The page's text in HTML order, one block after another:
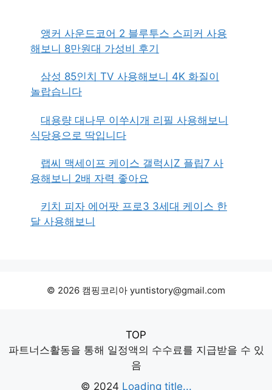
앵커 사운드코어 2 블루투스 스피커 사용
해보니 8만원대 가성비 후기
삼성 85인치 TV 사용해보니 4K 화질이
놀랍습니다
대용량 대나무 이쑤시개 리필 사용해보니
식당용으로 딱입니다
랩씨 맥세이프 케이스 갤럭시Z 플립7 사
용해보니 2배 자력 좋아요
키치 피자 에어팟 프로3 3세대 케이스 한
달 사용해보니
© 2026 캠핑코리아 yuntistory@gmail.com
TOP
파트너스활동을 통해 일정액의 수수료를 지급받을 수 있
음
© 2024 Loading title...